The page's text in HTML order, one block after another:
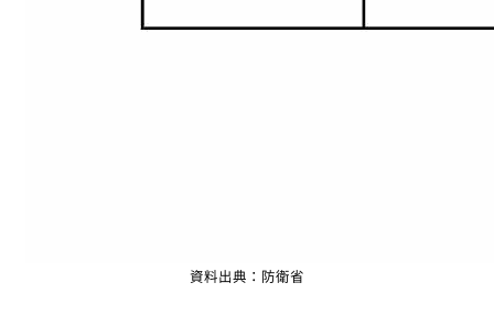
資料出典：防衛省